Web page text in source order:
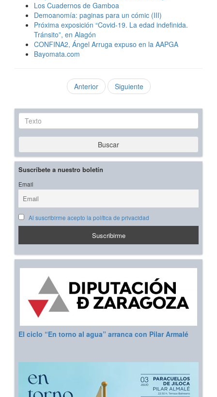
Los Cuadernos de Gamboa
Demoanomía: paginas para un cómic (III)
Próxima exposición “Covid-19. La edad indefinida.
Tránsito”, en Alagón
CONFINA2, Ángel Arruga expuso en la AAPGA
Bayomata.com
Anterior Siguiente
Texto
Buscar
Suscríbete a nuestro boletín
Email
Al suscribirme acepto la política de privacidad
El ciclo “En torno al agua” arranca con Pilar Armalé